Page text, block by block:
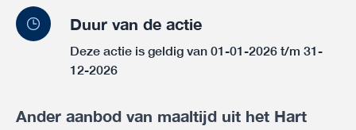
Duur van de actie
Deze actie is geldig van 01-01-2026 t/m 31-
12-2026
Ander aanbod van maaltijd uit het Hart